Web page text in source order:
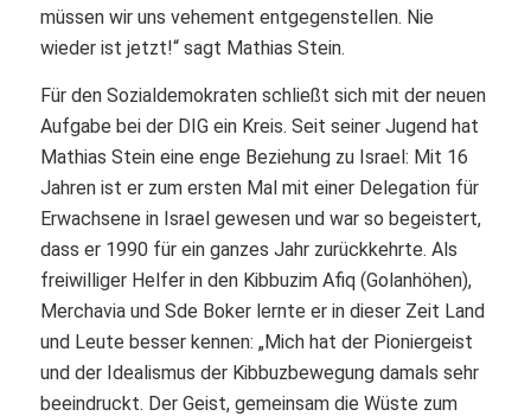
müssen wir uns vehement entgegenstellen. Nie
wieder ist jetzt!“ sagt Mathias Stein.
Für den Sozialdemokraten schließt sich mit der neuen
Aufgabe bei der DIG ein Kreis. Seit seiner Jugend hat
Mathias Stein eine enge Beziehung zu Israel: Mit 16
Jahren ist er zum ersten Mal mit einer Delegation für
Erwachsene in Israel gewesen und war so begeistert,
dass er 1990 für ein ganzes Jahr zurückkehrte. Als
freiwilliger Helfer in den Kibbuzim Afiq (Golanhöhen),
Merchavia und Sde Boker lernte er in dieser Zeit Land
und Leute besser kennen: „Mich hat der Pioniergeist
und der Idealismus der Kibbuzbewegung damals sehr
beeindruckt. Der Geist, gemeinsam die Wüste zum